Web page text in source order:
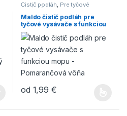
Čistič podláh Pre tyčové
vysávače s mopom
Maldo čistič podláh pre
tyčové vysávače s funkciou
mopu – Pomarančová vôňa
od 1,99 €